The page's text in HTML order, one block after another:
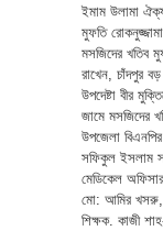
ইমাম উলামা
মুফতি
মসজিদের খতিব
রাখেন, চাঁদপুর
উপদেষ্টা বীর
জামে মসজিদের
উপজেলা
সফিকুল ইসলাম
মেডিকেল
মো: আমির খসরু,
শিক্ষক. কাজী